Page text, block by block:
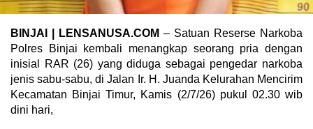
BINJAI | LENSANUSA.COM – Satuan Reserse Narkoba
Polres Binjai kembali menangkap seorang pria dengan
inisial RAR (26) yang diduga sebagai pengedar narkoba
jenis sabu-sabu, di Jalan Ir. H. Juanda Kelurahan Mencirim
Kecamatan Binjai Timur, Kamis (2/7/26) pukul 02.30 wib
dini hari,